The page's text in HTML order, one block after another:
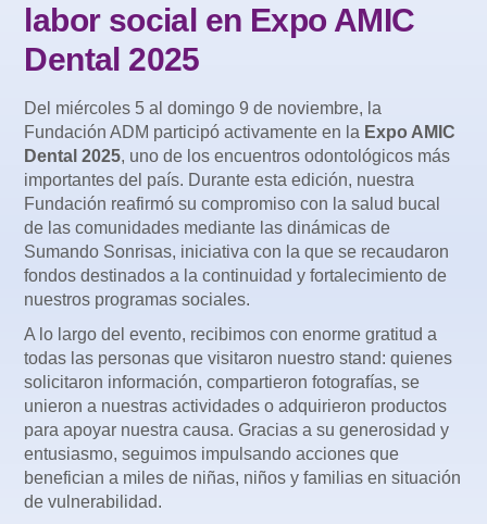
labor social en Expo AMIC
Dental 2025
Del miércoles 5 al domingo 9 de noviembre, la
Fundación ADM participó activamente en la Expo AMIC
Dental 2025, uno de los encuentros odontológicos más
importantes del país. Durante esta edición, nuestra
Fundación reafirmó su compromiso con la salud bucal
de las comunidades mediante las dinámicas de
Sumando Sonrisas, iniciativa con la que se recaudaron
fondos destinados a la continuidad y fortalecimiento de
nuestros programas sociales.
A lo largo del evento, recibimos con enorme gratitud a
todas las personas que visitaron nuestro stand: quienes
solicitaron información, compartieron fotografías, se
unieron a nuestras actividades o adquirieron productos
para apoyar nuestra causa. Gracias a su generosidad y
entusiasmo, seguimos impulsando acciones que
benefician a miles de niñas, niños y familias en situación
de vulnerabilidad.